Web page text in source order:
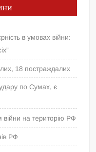
в умовах війни:
18 постраждалих
по Сумах, є
на територію РФ
РФ